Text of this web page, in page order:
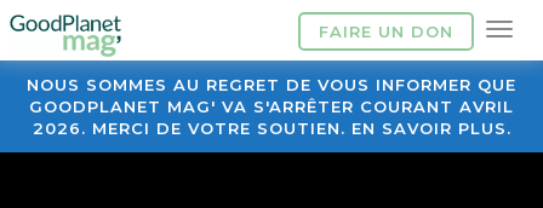
FAIRE UN DON
NOUS SOMMES AU REGRET DE VOUS INFORMER QUE
GOODPLANET MAG' VA S'ARRÊTER COURANT AVRIL
2026. MERCI DE VOTRE SOUTIEN. EN SAVOIR PLUS.